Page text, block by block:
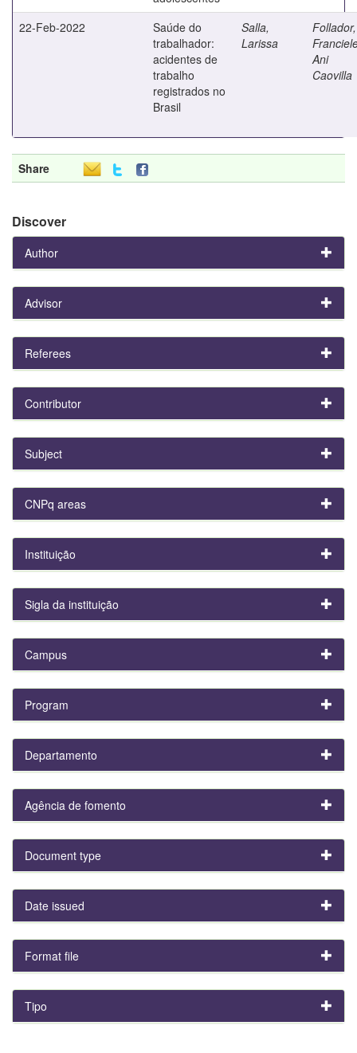
22-Feb-2022
Saúde do
trabalhador:
acidentes de
trabalho
registrados no
Brasil
Salla,
Larissa
Follador,
Ani
Caovilla
Share
Discover
Author
Advisor
Referees
Contributor
Subject
CNPq areas
Instituição
Sigla da instituição
Campus
Program
Departamento
Agência de fomento
Document type
Date issued
Format file
Tipo